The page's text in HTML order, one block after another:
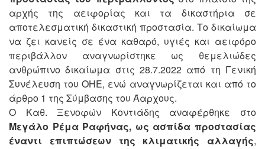
αρχής της αειφορίας και τα δικαστήρια σε
αποτελεσματική δικαστική προστασία. Το δικαίωμα
να ζει κανείς σε ένα καθαρό, υγιές και αειφόρο
περιβάλλον αναγνωρίστηκε ως θεμελιώδες
ανθρώπινο δικαίωμα στις 28.7.2022 από τη Γενική
Συνέλευση του ΟΗΕ, ενώ αναγνωρίζεται και από το
άρθρο 1 της Σύμβασης του Άαρχους.
Ο Καθ. Ξενοφών Κοντιάδης αναφέρθηκε στο
Μεγάλο Ρέμα Ραφήνας, ως ασπίδα προστασίας
έναντι επιπτώσεων της κλιματικής αλλαγής,